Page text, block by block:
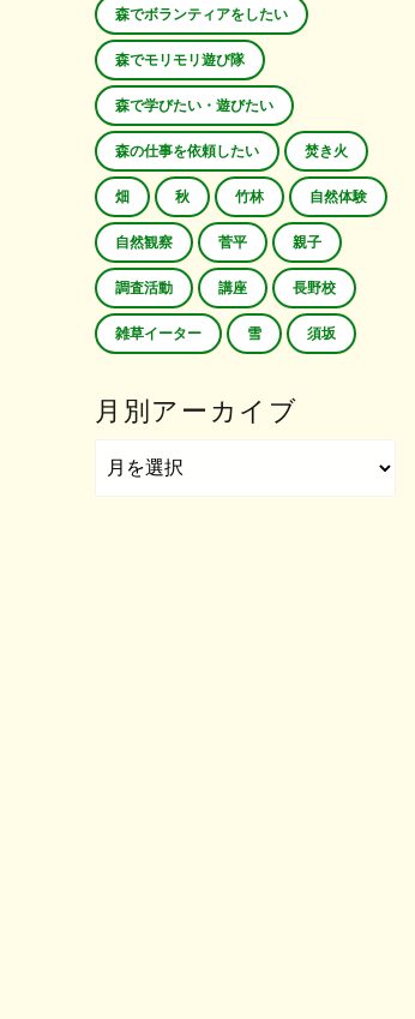
森でボランティアをしたい
森でモリモリ遊び隊
森で学びたい・遊びたい
森の仕事を依頼したい 焚き火
畑 秋 竹林 自然体験
自然観察 菅平 親子
調査活動 講座 長野校
雑草イーター 雪 須坂
月別アーカイブ